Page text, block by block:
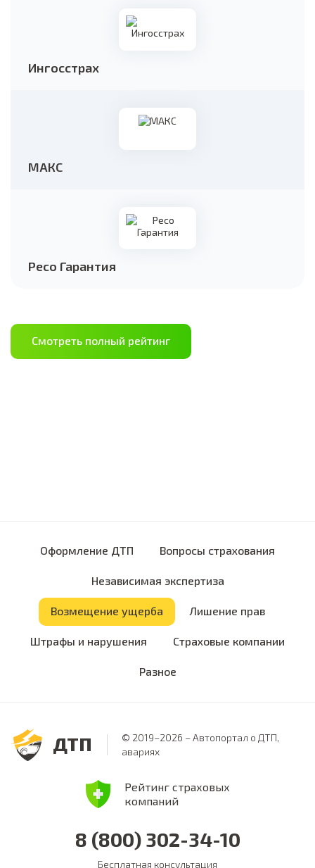
Ингосстрах
МАКС
Ресо Гарантия
Смотреть полный рейтинг
Оформление ДТП Вопросы страхования
Независимая экспертиза
Возмещение ущерба Лишение прав
Штрафы и нарушения Страховые компании
Разное
ДТП
© 2019–2026 – Автопортал о ДТП,
авариях
Рейтинг страховых
компаний
8 (800) 302-34-10
Бесплатная консультация